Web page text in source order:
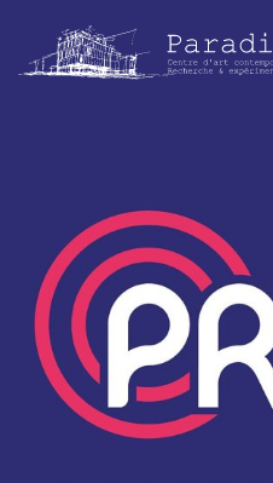
directement
au